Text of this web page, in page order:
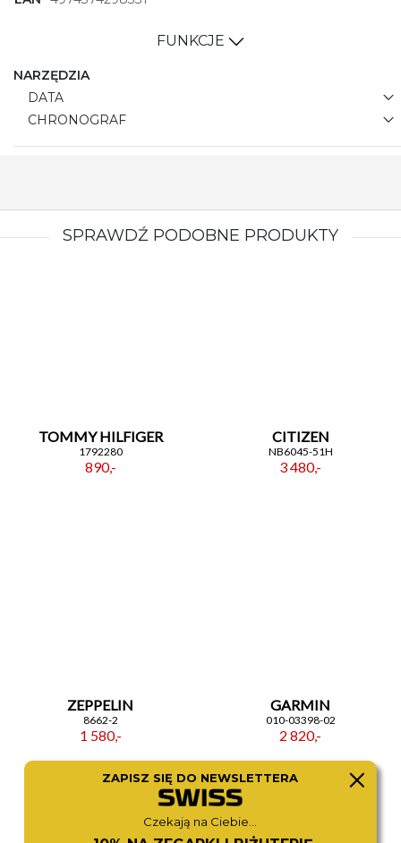
FUNKCJE
NARZĘDZIA
DATA
CHRONOGRAF
SPRAWDŹ PODOBNE PRODUKTY
TOMMY HILFIGER
1792280
890,-
CITIZEN
NB6045-51H
3 480,-
ZEPPELIN
8662-2
1 580,-
GARMIN
010-03398-02
2 820,-
ZAPISZ SIĘ DO NEWSLETTERA
Czekają na Ciebie...